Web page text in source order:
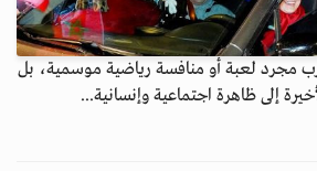
مجرد لعبة أو منافسة رياضية موسمية، بل
إلى ظاهرة اجتماعية وإنسانية...